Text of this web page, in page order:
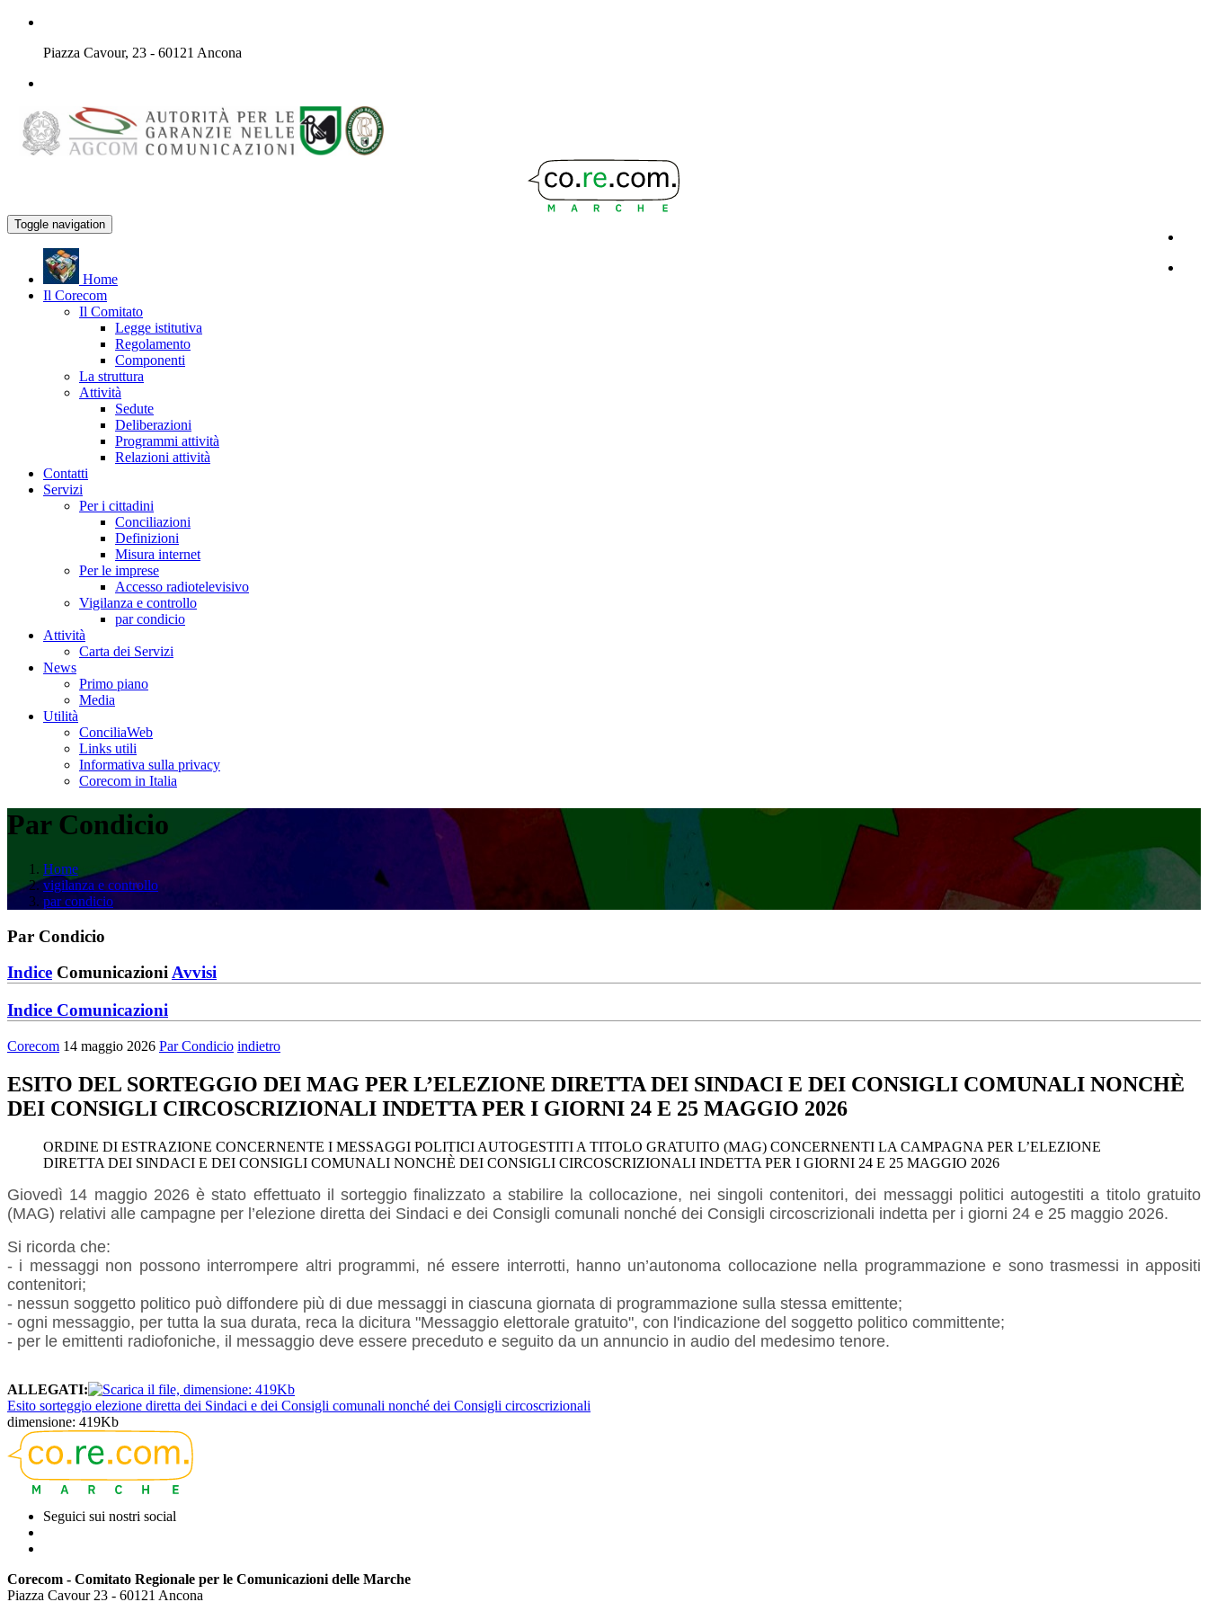
Piazza Cavour, 23 - 60121 Ancona
Toggle navigation
Home
Il Corecom
Il Comitato
Legge istitutiva
Regolamento
Componenti
La struttura
Attività
Sedute
Deliberazioni
Programmi attività
Relazioni attività
Contatti
Servizi
Per i cittadini
Conciliazioni
Definizioni
Misura internet
Per le imprese
Accesso radiotelevisivo
Vigilanza e controllo
par condicio
Attività
Carta dei Servizi
News
Primo piano
Media
Utilità
ConciliaWeb
Links utili
Informativa sulla privacy
Corecom in Italia
Par Condicio
Home
vigilanza e controllo
par condicio
Par Condicio
Indice ComunicazioniAvvisi
Indice Comunicazioni
Corecom 14 maggio 2026 Par Condicio indietro
ESITO DEL SORTEGGIO DEI MAG PER L’ELEZIONE DIRETTA DEI SINDACI E DEI CONSIGLI COMUNALI NONCHÈ
DEI CONSIGLI CIRCOSCRIZIONALI INDETTA PER I GIORNI 24 E 25 MAGGIO 2026
ORDINE DI ESTRAZIONE CONCERNENTE I MESSAGGI POLITICI AUTOGESTITI A TITOLO GRATUITO (MAG) CONCERNENTI LA CAMPAGNA PER L’ELEZIONE
DIRETTA DEI SINDACI E DEI CONSIGLI COMUNALI NONCHÈ DEI CONSIGLI CIRCOSCRIZIONALI INDETTA PER I GIORNI 24 E 25 MAGGIO 2026
Giovedì 14 maggio 2026 è stato effettuato il sorteggio finalizzato a stabilire la collocazione, nei singoli contenitori, dei messaggi politici autogestiti a titolo gratuito
(MAG) relativi alle campagne per l’elezione diretta dei Sindaci e dei Consigli comunali nonché dei Consigli circoscrizionali indetta per i giorni 24 e 25 maggio 2026.
Si ricorda che:
- i messaggi non possono interrompere altri programmi, né essere interrotti, hanno un’autonoma collocazione nella programmazione e sono trasmessi in appositi
contenitori;
- nessun soggetto politico può diffondere più di due messaggi in ciascuna giornata di programmazione sulla stessa emittente;
- ogni messaggio, per tutta la sua durata, reca la dicitura "Messaggio elettorale gratuito", con l'indicazione del soggetto politico committente;
- per le emittenti radiofoniche, il messaggio deve essere preceduto e seguito da un annuncio in audio del medesimo tenore.
ALLEGATI:
Esito sorteggio elezione diretta dei Sindaci e dei Consigli comunali nonché dei Consigli circoscrizionali
dimensione: 419Kb
Seguici sui nostri social
Corecom - Comitato Regionale per le Comunicazioni delle Marche
Piazza Cavour 23 - 60121 Ancona